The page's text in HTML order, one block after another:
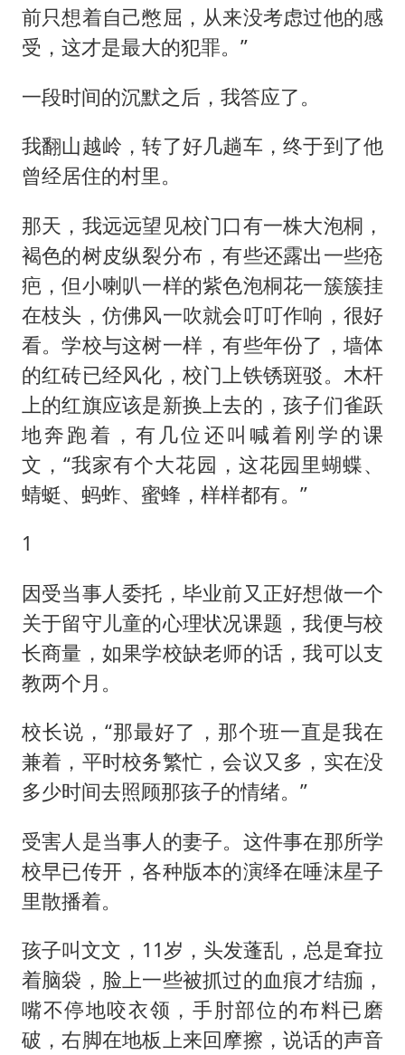
前只想着自己憋屈，从来没考虑过他的感
受，这才是最大的犯罪。”
一段时间的沉默之后，我答应了。
我翻山越岭，转了好几趟车，终于到了他
曾经居住的村里。
那天，我远远望见校门口有一株大泡桐，
褐色的树皮纵裂分布，有些还露出一些疮
疤，但小喇叭一样的紫色泡桐花一簇簇挂
在枝头，仿佛风一吹就会叮叮作响，很好
看。学校与这树一样，有些年份了，墙体
的红砖已经风化，校门上铁锈斑驳。木杆
上的红旗应该是新换上去的，孩子们雀跃
地奔跑着，有几位还叫喊着刚学的课
文，“我家有个大花园，这花园里蝴蝶、
蜻蜓、蚂蚱、蜜蜂，样样都有。”
1
因受当事人委托，毕业前又正好想做一个
关于留守儿童的心理状况课题，我便与校
长商量，如果学校缺老师的话，我可以支
教两个月。
校长说，“那最好了，那个班一直是我在
兼着，平时校务繁忙，会议又多，实在没
多少时间去照顾那孩子的情绪。”
受害人是当事人的妻子。这件事在那所学
校早已传开，各种版本的演绎在唾沫星子
里散播着。
孩子叫文文，11岁，头发蓬乱，总是耷拉
着脑袋，脸上一些被抓过的血痕才结痂，
嘴不停地咬衣领，手肘部位的布料已磨
破，右脚在地板上来回摩擦，说话的声音